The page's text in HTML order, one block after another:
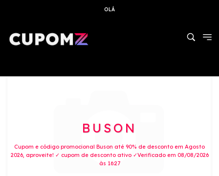
OLÁ
BUSON
Cupom e código promocional Buson até 90% de desconto em Agosto
2026, aproveite! ✓ cupom de desconto ativo ✓Verificado em 08/08/2026
às 16:27